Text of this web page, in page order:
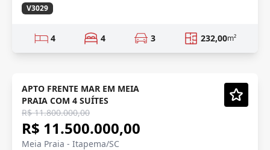
V3029
4 4 3 232,00m²
VISTA MAR
Vídeo
Semi-Novo
APTO FRENTE MAR EM MEIA
PRAIA COM 4 SUÍTES
R$ 11.800.000,00
R$ 11.500.000,00
Meia Praia - Itapema/SC